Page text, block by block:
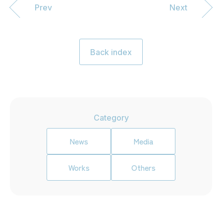
Prev
Back index
Next
Category
News Media
Works Others